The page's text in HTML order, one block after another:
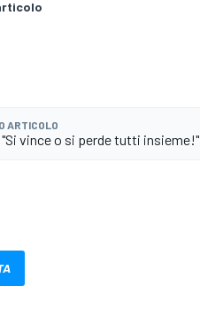
ARTICOLO
vince o si perde tutti insieme!"